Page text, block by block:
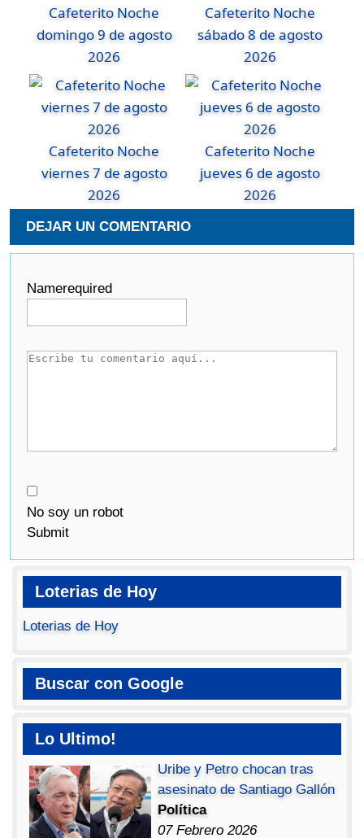
Cafeterito Noche
domingo 9 de agosto
2026
Cafeterito Noche
sábado 8 de agosto
2026
Cafeterito Noche
viernes 7 de agosto
2026
Cafeterito Noche
jueves 6 de agosto
2026
DEJAR UN COMENTARIO
Namerequired
No soy un robot
Submit
Loterias de Hoy
Loterias de Hoy
Buscar con Google
Lo Ultimo!
Uribe y Petro chocan tras
asesinato de Santiago Gallón
Política
07 Febrero 2026